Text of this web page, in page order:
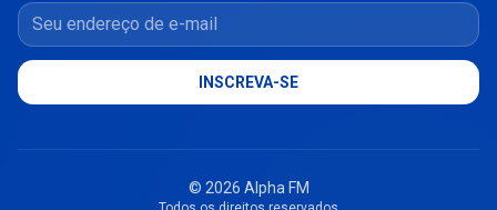
Seu endereço de e-mail
INSCREVA-SE
© 2026 Alpha FM